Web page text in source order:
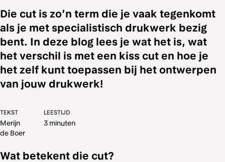
Die cut is zo’n term die je vaak tegenkomt
als je met specialistisch drukwerk bezig
bent. In deze blog lees je wat het is, wat
het verschil is met een kiss cut en hoe je
het zelf kunt toepassen bij het ontwerpen
van jouw drukwerk!
TEKST
Merijn
de Boer
LEESTIJD
3 minuten
Wat betekent die cut?